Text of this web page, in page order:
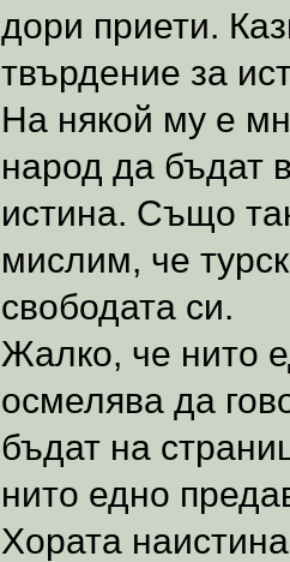
дори приети.
твърдение за
На някой му е
народ да бъдат
истина. Също
мислим, че
свободата си.
Жалко, че нито
осмелява да
бъдат на
нито едно
Хората